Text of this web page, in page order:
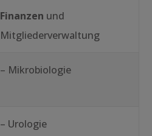
Finanzen und
Mitgliederverwaltung
– Mikrobiologie
– Urologie